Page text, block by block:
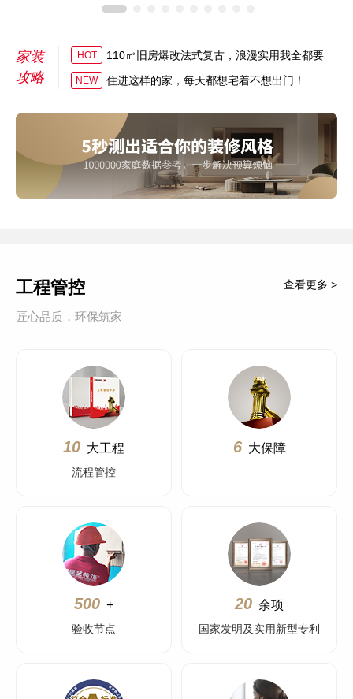
家装
攻略
HOT 110㎡旧房爆改法式复古，浪漫实用我全都要
NEW 住进这样的家，每天都想宅着不想出门！
工程管控
匠心品质，环保筑家
查看更多 >
10 大工程
流程管控
6 大保障
500 +
验收节点
20 余项
国家发明及实用新型专利